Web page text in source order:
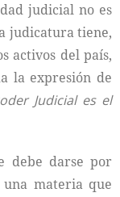
judicial no es
judicatura tiene,
activos del país,
la expresión de
Judicial es el
debe darse por
materia que